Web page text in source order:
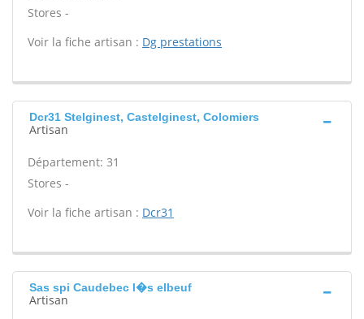
Stores -
Voir la fiche artisan : Dg prestations
Dcr31 Stelginest, Castelginest, Colomiers
Artisan
Département: 31
Stores -
Voir la fiche artisan : Dcr31
Sas spi Caudebec l�s elbeuf
Artisan